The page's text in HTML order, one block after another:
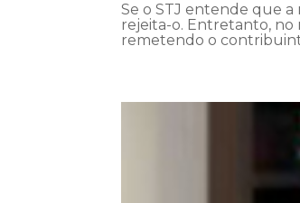
Se o STJ entende que
rejeita-o. Entretanto, no
remetendo o